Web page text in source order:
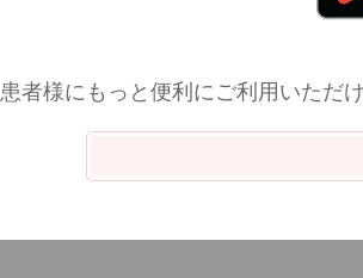
患者様にもっと便利にご利用いただ